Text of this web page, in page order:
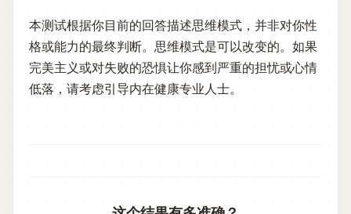
本测试根据你目前的回答描述思维模式，并非对你性
格或能力的最终判断。思维模式是可以改变的。如果
完美主义或对失败的恐惧让你感到严重的担忧或心情
低落，请考虑引导内在健康专业人士。